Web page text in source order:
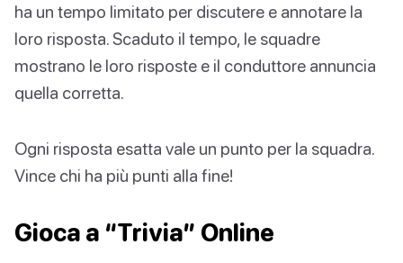
ha un tempo limitato per discutere e annotare la
loro risposta. Scaduto il tempo, le squadre
mostrano le loro risposte e il conduttore annuncia
quella corretta.
Ogni risposta esatta vale un punto per la squadra.
Vince chi ha più punti alla fine!
Gioca a “Trivia” Online